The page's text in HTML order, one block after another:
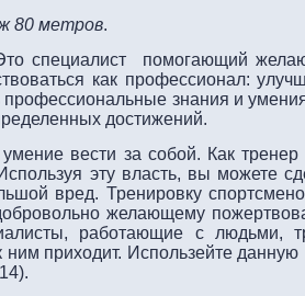
80 метров.
специалист помогающий
как профессионал:
профессиональные знания и
достижений.
вести за собой. Как
эту власть, вы можете
вред. Тренировку
желающему
работающие с людьми,
ним приходит. Использeйте